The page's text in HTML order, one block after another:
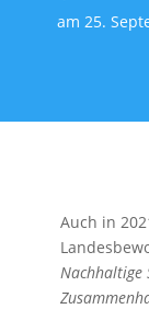
am 25.
Auch in
Nachhaltige